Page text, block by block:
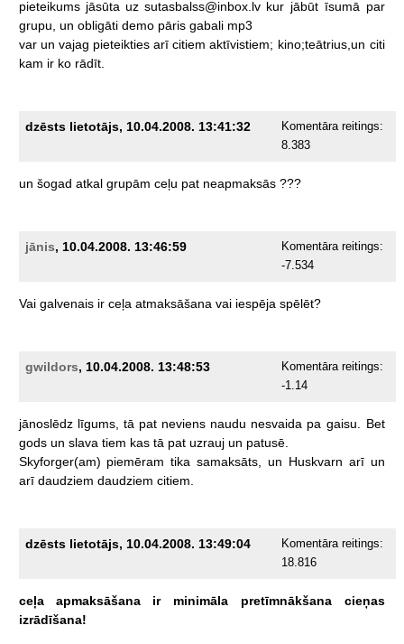
pieteikums jāsūta uz sutasbalss@inbox.lv kur jābūt īsumā par
grupu, un obligāti demo pāris gabali mp3
var un vajag pieteikties arī citiem aktīvistiem; kino;teātrius,un citi
kam ir ko rādīt.
dzēsts lietotājs, 10.04.2008. 13:41:32
Komentāra reitings:
8.383
un šogad atkal grupām ceļu pat neapmaksās ???
jānis, 10.04.2008. 13:46:59
Komentāra reitings:
-7.534
Vai galvenais ir ceļa atmaksāšana vai iespēja spēlēt?
gwildors, 10.04.2008. 13:48:53
Komentāra reitings:
-1.14
jānoslēdz līgums, tā pat neviens naudu nesvaida pa gaisu.
Bet
gods un slava tiem kas tā pat uzrauj un patusē.
Skyforger(am) piemēram tika samaksāts, un Huskvarn arī un
arī daudziem daudziem citiem.
dzēsts lietotājs, 10.04.2008. 13:49:04
Komentāra reitings:
18.816
ceļa apmaksāšana ir minimāla pretīmnākšana
cieņas
izrādīšana!